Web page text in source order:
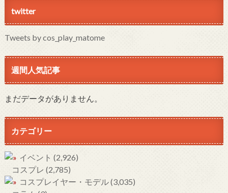
twitter
Tweets by cos_play_matome
週間人気記事
まだデータがありません。
カテゴリー
イベント (2,926)
コスプレ (2,785)
コスプレイヤー・モデル(3,035)